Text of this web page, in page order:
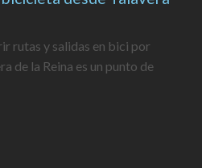
rutas y salidas en bici por
de la Reina es un punto de